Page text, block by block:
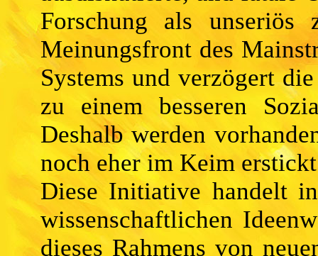
Forschung als
Meinungsfront des
Systems und verzögert
zu einem besseren
Deshalb werden
noch eher im Keim
Diese Initiative handelt
wissenschaftlichen
dieses Rahmens von